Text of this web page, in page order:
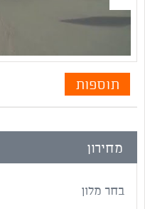
תוספות
מחירון
בחר מלון